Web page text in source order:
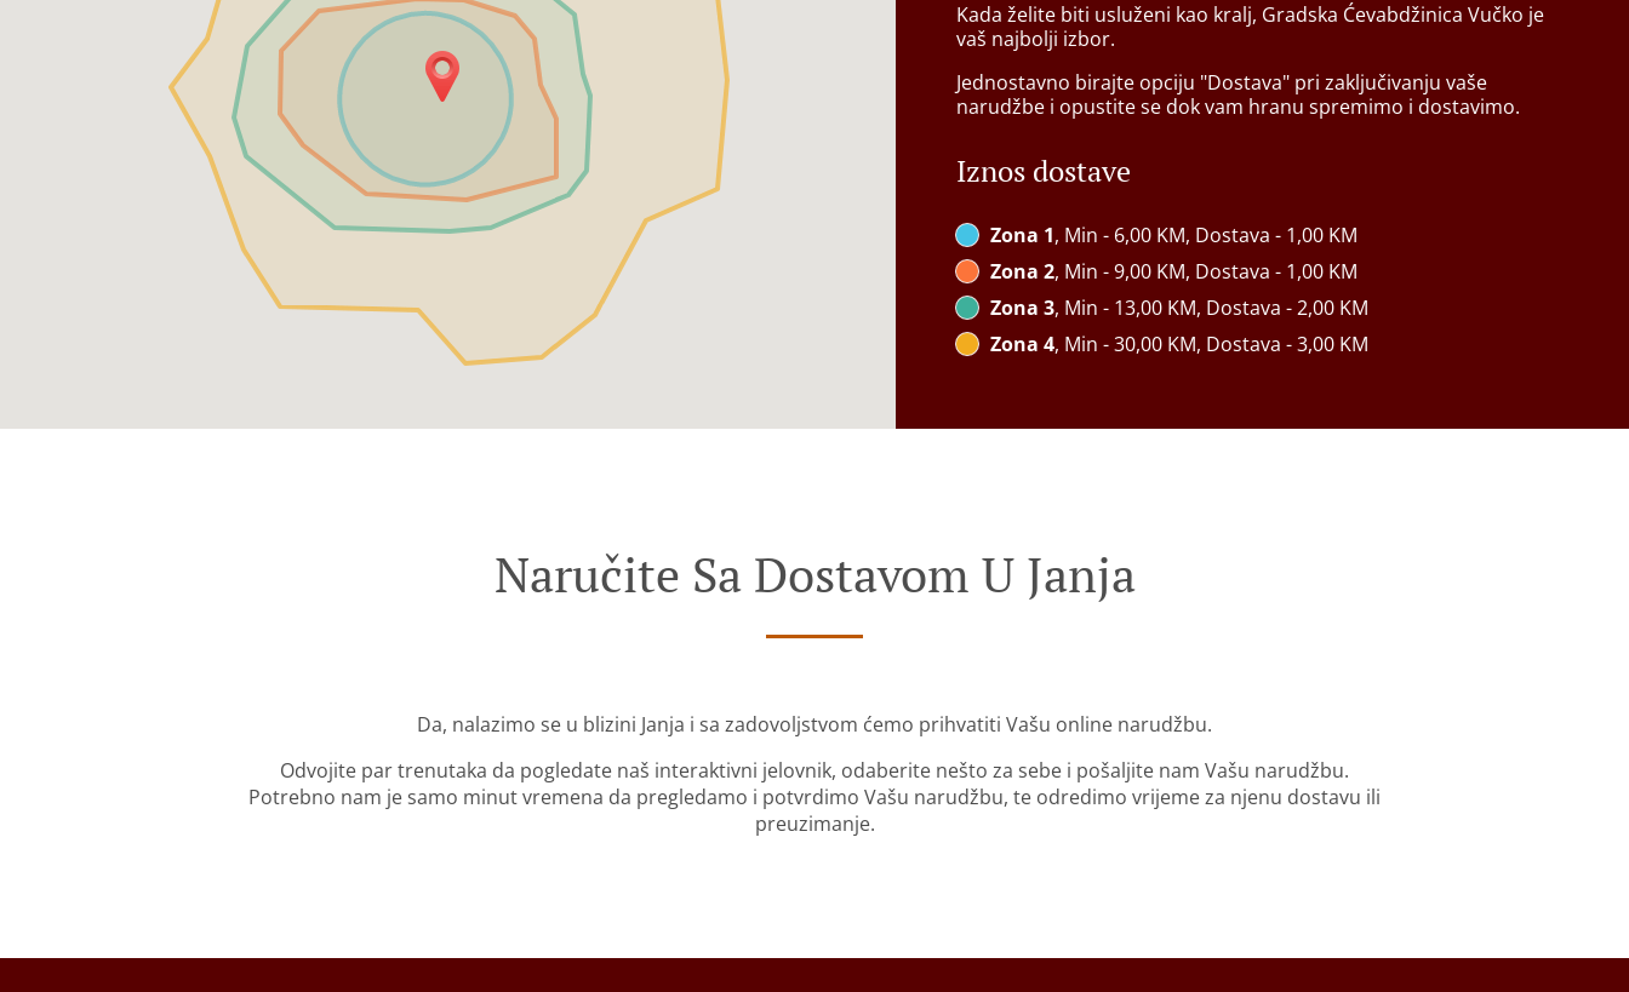
Kada želite biti usluženi kao kralj, Gradska Ćevabdžinica Vučko je
vaš najbolji izbor.
Jednostavno birajte opciju "Dostava" pri zaključivanju vaše
narudžbe i opustite se dok vam hranu spremimo i dostavimo.
Iznos dostave
Zona 1, Min - 6,00 KM, Dostava - 1,00 KM
Zona 2, Min - 9,00 KM, Dostava - 1,00 KM
Zona 3, Min - 13,00 KM, Dostava - 2,00 KM
Zona 4, Min - 30,00 KM, Dostava - 3,00 KM
Naručite Sa Dostavom U Janja
Da, nalazimo se u blizini Janja i sa zadovoljstvom ćemo prihvatiti Vašu online narudžbu.
Odvojite par trenutaka da pogledate naš interaktivni jelovnik, odaberite nešto za sebe i pošaljite nam Vašu narudžbu.
Potrebno nam je samo minut vremena da pregledamo i potvrdimo Vašu narudžbu, te odredimo vrijeme za njenu dostavu ili
preuzimanje.